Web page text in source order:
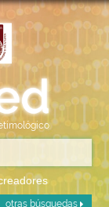
otras búsquedas